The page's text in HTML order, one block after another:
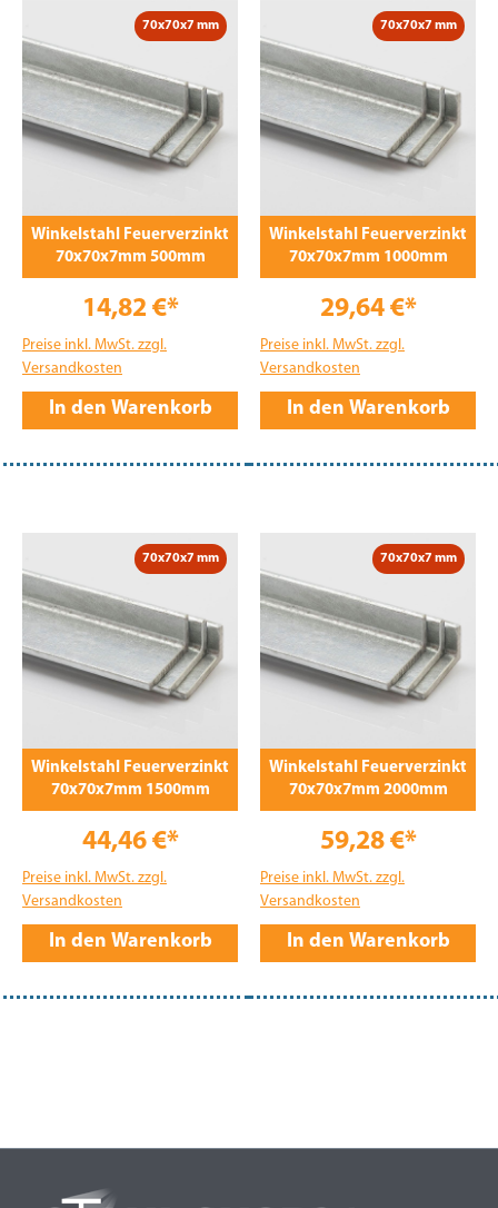
70x70x7 mm
Winkelstahl Feuerverzinkt
70x70x7mm 500mm
14,82 €*
Preise inkl. MwSt. zzgl.
Versandkosten
In den Warenkorb
70x70x7 mm
Winkelstahl Feuerverzinkt
70x70x7mm 1000mm
29,64 €*
Preise inkl. MwSt. zzgl.
Versandkosten
In den Warenkorb
70x70x7 mm
Winkelstahl Feuerverzinkt
70x70x7mm 1500mm
44,46 €*
Preise inkl. MwSt. zzgl.
Versandkosten
In den Warenkorb
70x70x7 mm
Winkelstahl Feuerverzinkt
70x70x7mm 2000mm
59,28 €*
Preise inkl. MwSt. zzgl.
Versandkosten
In den Warenkorb